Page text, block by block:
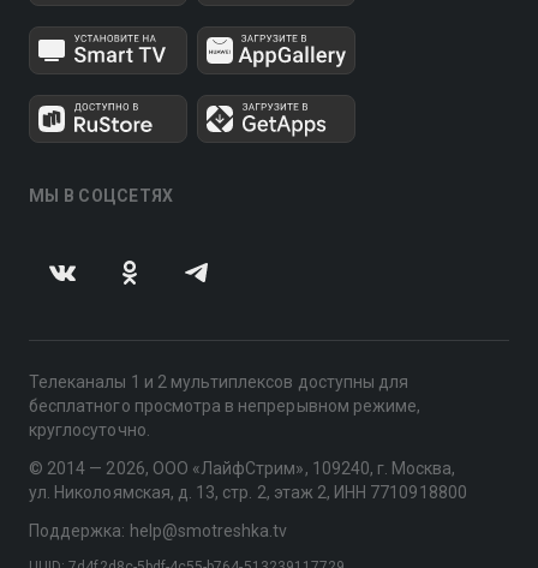
МЫ В СОЦСЕТЯХ
Телеканалы 1 и 2 мультиплексов доступны для
бесплатного просмотра в непрерывном режиме,
круглосуточно.
© 2014 — 2026, ООО «ЛайфСтрим», 109240, г. Москва,
ул. Николоямская, д. 13, стр. 2, этаж 2, ИНН 7710918800
Поддержка: help@smotreshka.tv